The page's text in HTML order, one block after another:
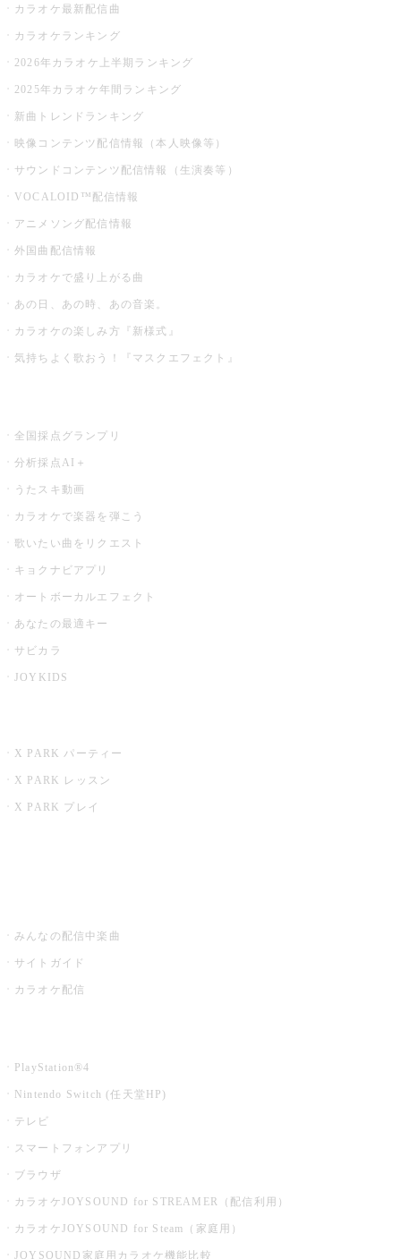
カラオケ最新配信曲
カラオケランキング
2026年カラオケ上半期ランキング
2025年カラオケ年間ランキング
新曲トレンドランキング
映像コンテンツ配信情報（本人映像等）
サウンドコンテンツ配信情報（生演奏等）
VOCALOID™配信情報
アニメソング配信情報
外国曲配信情報
カラオケで盛り上がる曲
あの日、あの時、あの音楽。
カラオケの楽しみ方『新様式』
気持ちよく歌おう！『マスクエフェクト』
全国採点グランプリ
分析採点AI＋
うたスキ動画
カラオケで楽器を弾こう
歌いたい曲をリクエスト
キョクナビアプリ
オートボーカルエフェクト
あなたの最適キー
サビカラ
JOYKIDS
X PARK パーティー
X PARK レッスン
X PARK プレイ
みんなの配信中楽曲
サイトガイド
カラオケ配信
PlayStation®4
Nintendo Switch (任天堂HP)
テレビ
スマートフォンアプリ
ブラウザ
カラオケJOYSOUND for STREAMER（配信利用）
カラオケJOYSOUND for Steam（家庭用）
JOYSOUND家庭用カラオケ機能比較